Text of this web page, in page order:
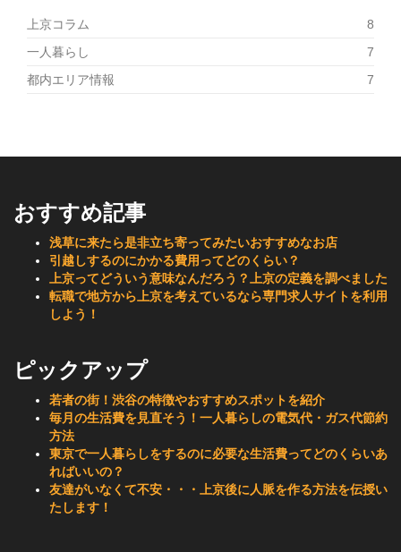
上京コラム
8
一人暮らし
7
都内エリア情報
7
おすすめ記事
浅草に来たら是非立ち寄ってみたいおすすめなお店
引越しするのにかかる費用ってどのくらい？
上京ってどういう意味なんだろう？上京の定義を調べました
転職で地方から上京を考えているなら専門求人サイトを利用
しよう！
ピックアップ
若者の街！渋谷の特徴やおすすめスポットを紹介
毎月の生活費を見直そう！一人暮らしの電気代・ガス代節約
方法
東京で一人暮らしをするのに必要な生活費ってどのくらいあ
ればいいの？
友達がいなくて不安・・・上京後に人脈を作る方法を伝授い
たします！